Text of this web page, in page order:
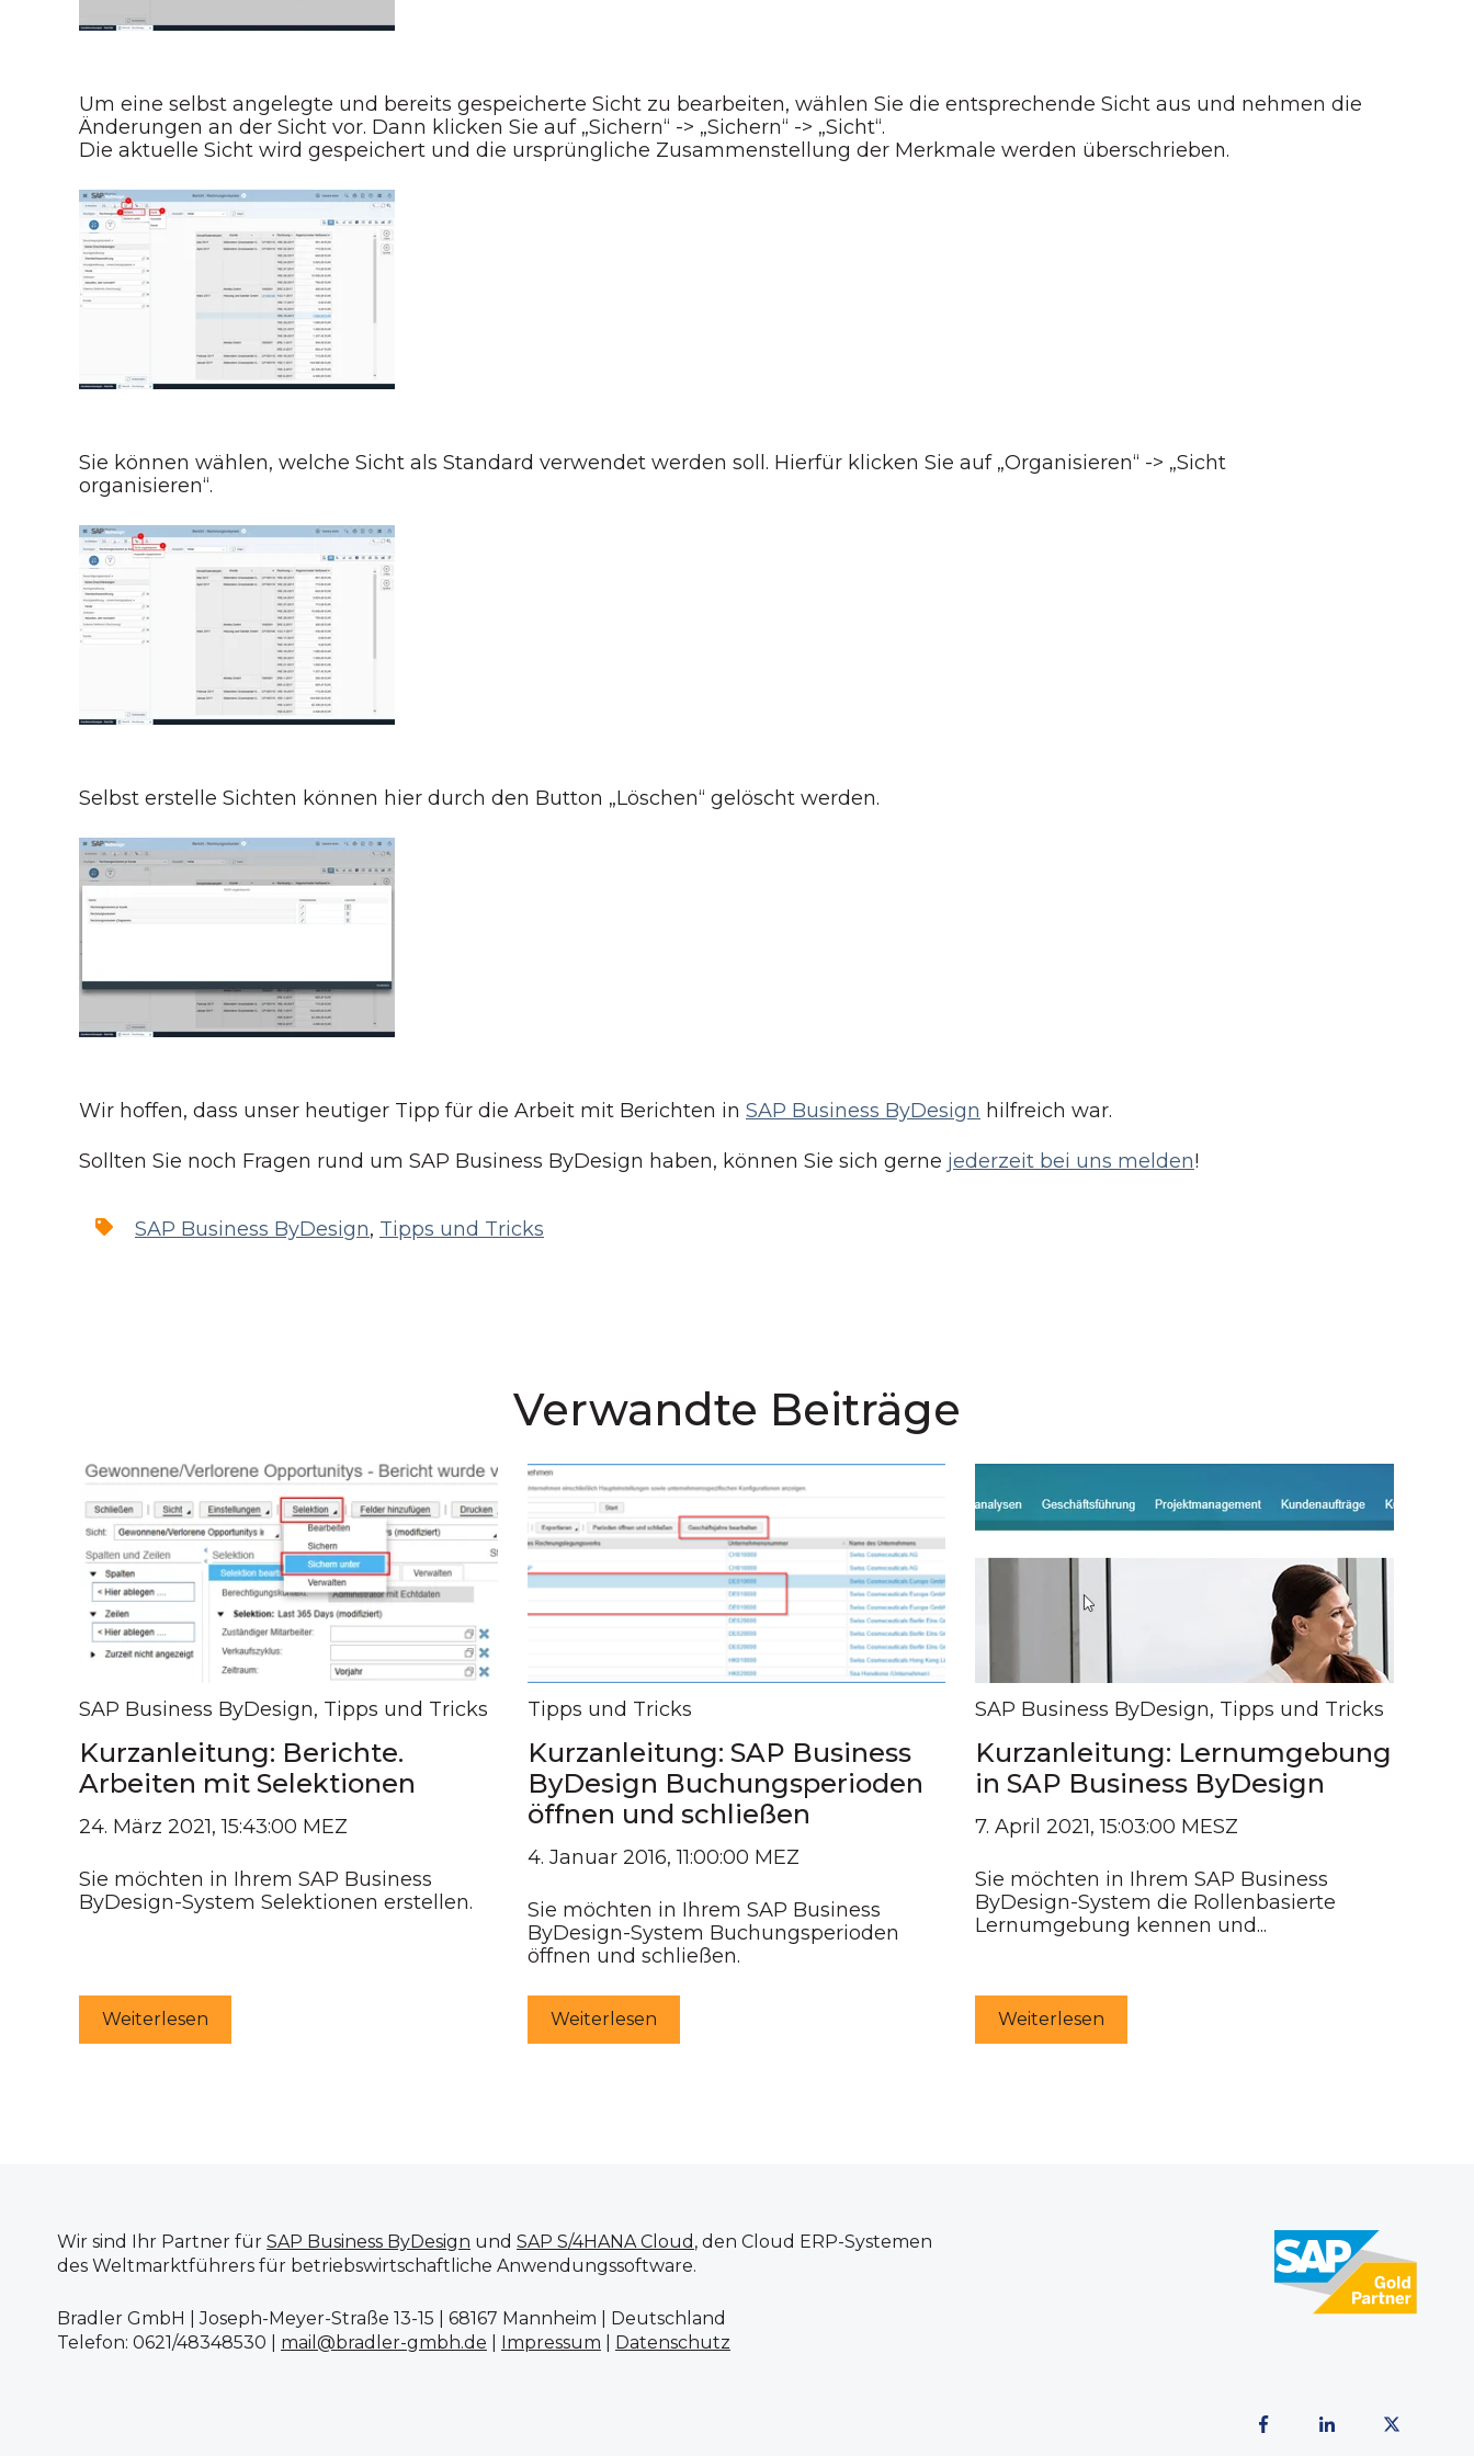
Um eine selbst angelegte und bereits gespeicherte Sicht zu bearbeiten, wählen Sie die entsprechende Sicht aus und nehmen die
Änderungen an der Sicht vor. Dann klicken Sie auf „Sichern“ -> „Sichern“ -> „Sicht“.
Die aktuelle Sicht wird gespeichert und die ursprüngliche Zusammenstellung der Merkmale werden überschrieben.
Sie können wählen, welche Sicht als Standard verwendet werden soll. Hierfür klicken Sie auf „Organisieren“ -> „Sicht
organisieren“.
Selbst erstelle Sichten können hier durch den Button „Löschen“ gelöscht werden.
Wir hoffen, dass unser heutiger Tipp für die Arbeit mit Berichten in SAP Business ByDesign hilfreich war.
Sollten Sie noch Fragen rund um SAP Business ByDesign haben, können Sie sich gerne jederzeit bei uns melden!
SAP Business ByDesign, Tipps und Tricks
Verwandte Beiträge
SAP Business ByDesign, Tipps und Tricks
Kurzanleitung: Berichte.
Arbeiten mit Selektionen
24. März 2021, 15:43:00 MEZ
Sie möchten in Ihrem SAP Business
ByDesign-System Selektionen erstellen.
Weiterlesen
Tipps und Tricks
Kurzanleitung: SAP Business
ByDesign Buchungsperioden
öffnen und schließen
4. Januar 2016, 11:00:00 MEZ
Sie möchten in Ihrem SAP Business
ByDesign-System Buchungsperioden
öffnen und schließen.
Weiterlesen
SAP Business ByDesign, Tipps und Tricks
Kurzanleitung: Lernumgebung
in SAP Business ByDesign
7. April 2021, 15:03:00 MESZ
Sie möchten in Ihrem SAP Business
ByDesign-System die Rollenbasierte
Lernumgebung kennen und...
Weiterlesen
Wir sind Ihr Partner für SAP Business ByDesign und SAP S/4HANA Cloud , den Cloud ERP-Systemen
des Weltmarktführers für betriebswirtschaftliche Anwendungssoftware.
Bradler GmbH | Joseph-Meyer-Straße 13-15 | 68167 Mannheim | Deutschland
Telefon: 0621/48348530 | mail@bradler-gmbh.de Impressum Datenschutz